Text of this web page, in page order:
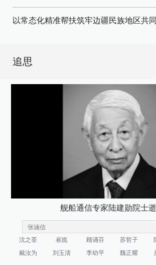
以常态化精准帮扶筑牢边疆民族地区共
追思
舰船通信专家陆建勋院士
沈之荃 崔崑 顾诵芬 苏哲子
戴汝为
刘玉清 李幼平 魏正耀